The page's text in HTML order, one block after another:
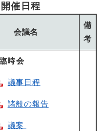
催日程
会議名
備
考
時会
議事日程
諸般の報告
議案